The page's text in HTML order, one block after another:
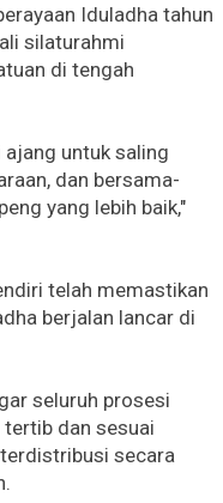
Iduladha tahun
silaturahmi
di tengah
untuk saling
dan bersama-
yang lebih baik,"
telah memastikan
berjalan lancar di
seluruh prosesi
tertib dan sesuai
secara